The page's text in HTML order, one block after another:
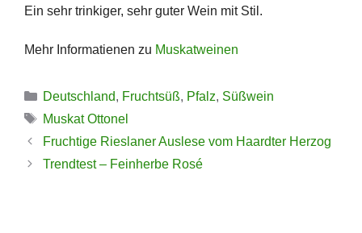
Ein sehr trinkiger, sehr guter Wein mit Stil.
Mehr Informatienen zu Muskatweinen
Kategorien
Deutschland, Fruchtsüß, Pfalz, Süßwein
Schlagwörter
Muskat Ottonel
Fruchtige Rieslaner Auslese vom Haardter Herzog
Trendtest – Feinherbe Rosé